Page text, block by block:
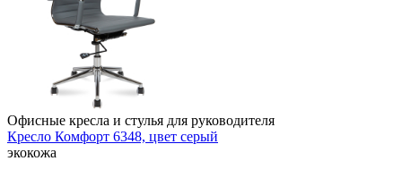
Офисные кресла и стулья для руководителя
Кресло Комфорт 6348, цвет серый
экокожа